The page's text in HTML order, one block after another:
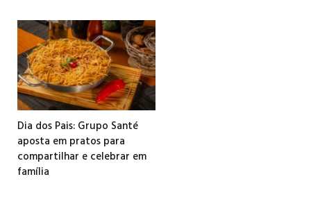
Dia dos Pais: Grupo Santé
aposta em pratos para
compartilhar e celebrar em
família